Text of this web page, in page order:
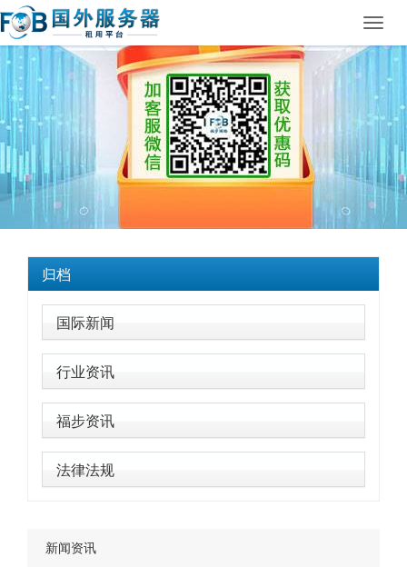
归档
国际新闻
行业资讯
福步资讯
法律法规
新闻资讯